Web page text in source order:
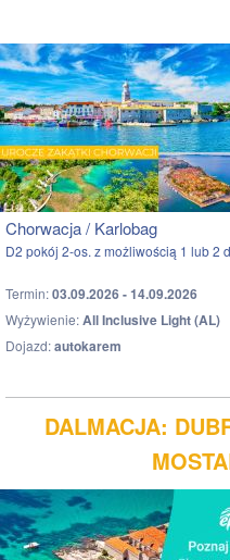
Chorwacja / Karlobag
D2 pokój 2-os. z możliwością 1 lub 2
Termin:03.09.2026 - 14.09.2026
Wyżywienie:All Inclusive Light (AL)
Dojazd:autokarem
DALMACJA: